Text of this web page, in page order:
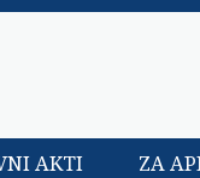
AKTI ZA